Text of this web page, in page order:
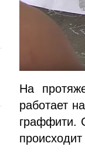
На
работает
граффити.